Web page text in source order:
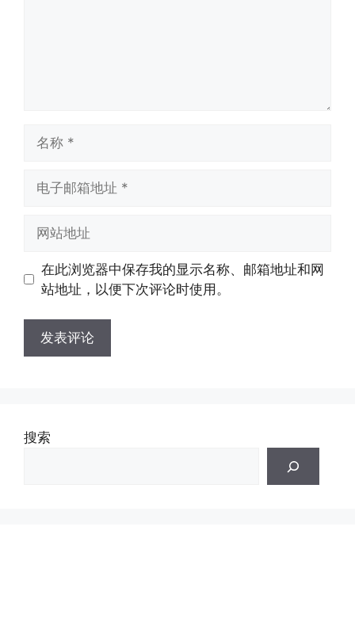
址
址
在此浏览器中保存我的显示名称、邮箱地址和网
站地址，以便下次评论时使用。
搜索